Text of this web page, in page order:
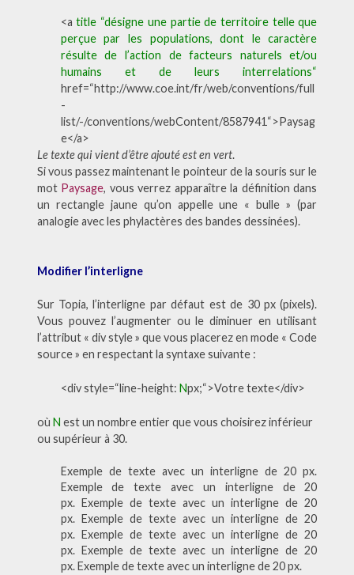
<atitle “désigne une partie de territoire telle que
perçue par les populations, dont le caractère
résulte de l’action de facteurs naturels et/ou
humains et de leurs interrelations“
href=“http://www.coe.int/fr/web/conventions/full
-
list/-/conventions/webContent/8587941“>Paysag
e</a>
Le texte qui vient d’être ajouté est en vert.
Si vous passez maintenant le pointeur de la souris sur le
mot Paysage, vous verrez apparaître la définition dans
un rectangle jaune qu’on appelle une « bulle » (par
analogie avec les phylactères des bandes dessinées).
Modifier l’interligne
Sur Topia, l’interligne par défaut est de 30 px (pixels).
Vous pouvez l’augmenter ou le diminuer en utilisant
l’attribut « div style » que vous placerez en mode « Code
source » en respectant la syntaxe suivante :
<div style=“line-height: Npx;“>Votre texte</div>
où N est un nombre entier que vous choisirez inférieur
ou supérieur à 30.
Exemple de texte avec un interligne de 20 px.
Exemple de texte avec un interligne de 20
px. Exemple de texte avec un interligne de 20
px. Exemple de texte avec un interligne de 20
px. Exemple de texte avec un interligne de 20
px. Exemple de texte avec un interligne de 20
px. Exemple de texte avec un interligne de 20 px.